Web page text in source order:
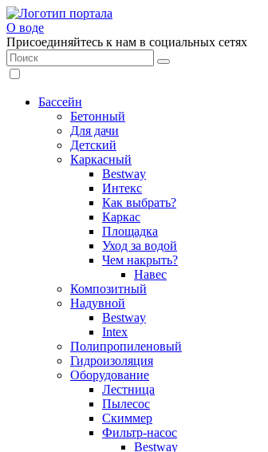
О воде
Присоединяйтесь к нам в социальных сетях
Бассейн
Бетонный
Для дачи
Детский
Каркасный
Bestway
Интекс
Как выбрать?
Каркас
Площадка
Уход за водой
Чем накрыть?
Навес
Композитный
Надувной
Bestway
Intex
Полипропиленовый
Гидроизоляция
Оборудование
Лестница
Пылесос
Скиммер
Фильтр-насос
Bestway